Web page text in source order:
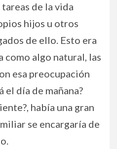
de la vida
hijos u otros
de ello. Esto era
como algo natural, las
esa preocupación
el día de mañana?
había una gran
se encargaría de